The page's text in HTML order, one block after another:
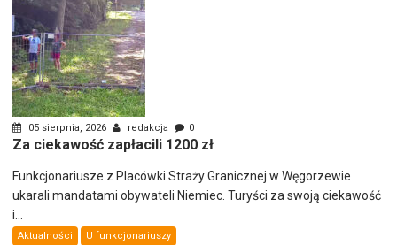
05 sierpnia, 2026 redakcja 0
Za ciekawość zapłacili 1200 zł
Funkcjonariusze z Placówki Straży Granicznej w Węgorzewie
ukarali mandatami obywateli Niemiec. Turyści za swoją ciekawość
i...
Aktualności U funkcjonariuszy